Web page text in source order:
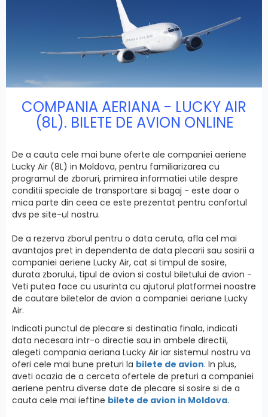
COMPANIA AERIANA - LUCKY AIR
(8L). BILETE DE AVION ONLINE
De a cauta cele mai bune oferte ale companiei aeriene
Lucky Air (8L) in Moldova, pentru familiarizarea cu
programul de zboruri, primirea informatiei utile despre
conditii speciale de transportare si bagaj - este doar o
mica parte din ceea ce este prezentat pentru confortul
dvs pe site-ul nostru.
De a rezerva zborul pentru o data ceruta, afla cel mai
avantajos pret in dependenta de data plecarii sau sosirii a
companiei aeriene Lucky Air, cat si timpul de sosire,
durata zborului, tipul de avion si costul biletului de avion -
Veti putea face cu usurinta cu ajutorul platformei noastre
de cautare biletelor de avion a companiei aeriane Lucky
Air.
Indicati punctul de plecare si destinatia finala, indicati
data necesara intr-o directie sau in ambele directii,
alegeti compania aeriana Lucky Air iar sistemul nostru va
oferi cele mai bune preturi la bilete de avion. In plus,
aveti ocazia de a cerceta ofertele de preturi a companiei
aeriene pentru diverse date de plecare si sosire si de a
cauta cele mai ieftine bilete de avion in Moldova.